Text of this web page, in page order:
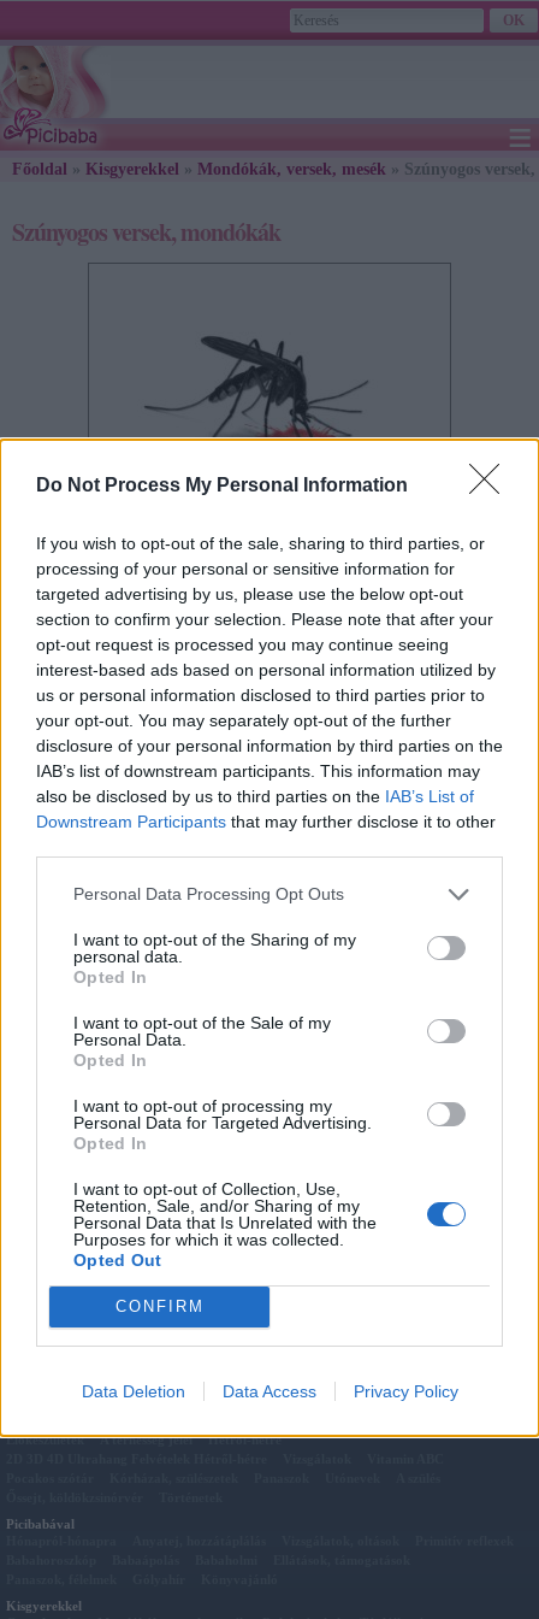
Do Not Process My Personal Information
If you wish to opt-out of the sale, sharing to third parties, or
processing of your personal or sensitive information for
targeted advertising by us, please use the below opt-out
section to confirm your selection. Please note that after your
opt-out request is processed you may continue seeing
interest-based ads based on personal information utilized by
us or personal information disclosed to third parties prior to
your opt-out. You may separately opt-out of the further
disclosure of your personal information by third parties on the
IAB’s list of downstream participants. This information may
also be disclosed by us to third parties on the IAB’s List of
Downstream Participants that may further disclose it to other
Personal Data Processing Opt Outs
I want to opt-out of the Sharing of my
personal data.
Opted In
I want to opt-out of the Sale of my
Personal Data.
Opted In
I want to opt-out of processing my
Personal Data for Targeted Advertising.
Opted In
I want to opt-out of Collection, Use,
Retention, Sale, and/or Sharing of my
Personal Data that Is Unrelated with the
Purposes for which it was collected.
Opted Out
CONFIRM
Data Deletion Data Access Privacy Policy
≡
Főoldal » Kisgyerekkel » Mondókák, versek, mesék » Szúnyogos
2026. August 07., Friday - Ibolya napja
Szúnyogos versek, mondókák
Szúnyogos versek, mondókák:
Megfogtam egy szúnyogot, nagyobb volt egy lónál.
Kisütöttem a zsírját, több volt egy akónál
Aki eztet elhiszi, szamarabb a lónál.
Aki eztet elhiszi, szamarabb a lónál.
Gazdag Erzsébet - Kodály Zoltán: Árkot ugrott a szúnyog
Árkot ugrott a szúnyog, kitörött a lába,
Szaladtak a szúnyogok szúnyogpatikába.
Szúnyog úr a patikus maga rakta sínbe,
Jönnek is a rokonok, ismerősök sorra,
Gyűlik a sok sütemény, rétes, béles, torta.
Meg is gyógyult egy-kettőre, összeforrt a lába,
S örömében fölmászott s jegenyefára.
Ha tudsz még szúnyogos mondókát, verset, írd le Te is!
Kapcsolódó cikkek
Dalolva rajzoljunk egeret
Verseljünk a cicákról!
Almási Alexandra: Ő az apukám!
Etető mondókák, versek, dalok
Katicás versek
Versek az esőről
Anyák napi versek
Áprily Lajos: Fiatal nő
Előkészületek
A terhesség jelei
Hétről-hétre
Picibabával
Kisgyerekkel